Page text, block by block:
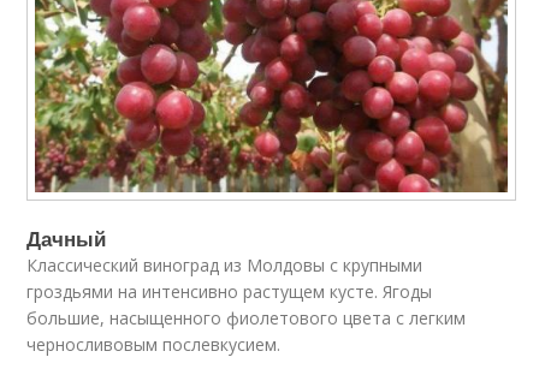
Дачный
Классический виноград из Молдовы с крупными
гроздьями на интенсивно растущем кусте. Ягоды
большие, насыщенного фиолетового цвета с легким
черносливовым послевкусием.